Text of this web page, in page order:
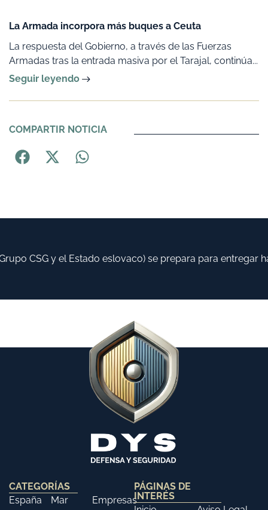
La Armada incorpora más buques a Ceuta
La respuesta del Gobierno, a través de las Fuerzas
Armadas tras la entrada masiva por el Tarajal, continúa...
Seguir leyendo
COMPARTIR NOTICIA
CSG y el Estado eslovaco) se prepara para entregar
CATEGORÍAS
España
Mar
Empresas
PÁGINAS DE
INTERÉS